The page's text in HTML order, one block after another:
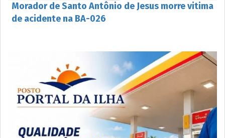
Morador de Santo Antônio de Jesus morre vitima
de acidente na BA-026